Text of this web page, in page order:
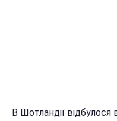
В Шотландії відбулося